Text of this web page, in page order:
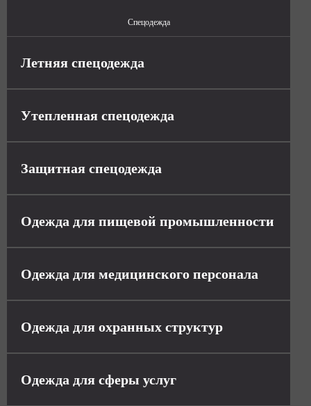
Спецодежда
Летняя спецодежда
Утепленная спецодежда
Защитная спецодежда
Одежда для пищевой промышленности
Одежда для медицинского персонала
Одежда для охранных структур
Одежда для сферы услуг